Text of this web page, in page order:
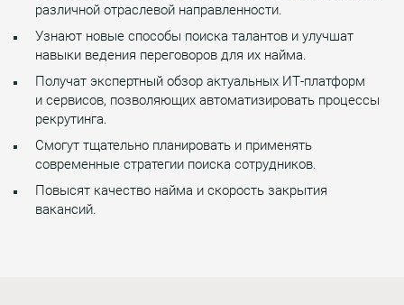
различной отраслевой направленности.
Узнают новые способы поиска талантов и улучшат
навыки ведения переговоров для их найма.
Получат экспертный обзор актуальных ИТ-платформ
и сервисов, позволяющих автоматизировать процессы
рекрутинга.
Смогут тщательно планировать и применять
современные стратегии поиска сотрудников.
Повысят качество найма и скорость закрытия
вакансий.